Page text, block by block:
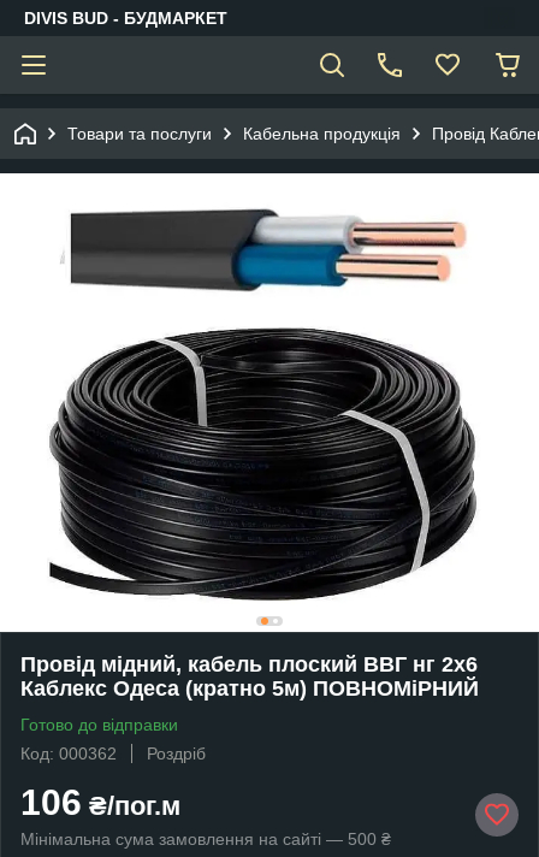
DIVIS BUD - БУДМАРКЕТ
Товари та послуги Кабельна продукція Провід
Провід мідний, кабель плоский ВВГ нг 2х6
Каблекс Одеса (кратно 5м) ПОВНОМіРНИЙ
Готово до відправки
Код: 000362
Роздріб
106 ₴/пог.м
Мінімальна сума замовлення на сайті — 500 ₴